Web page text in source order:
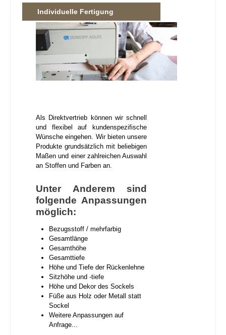
Individuelle Fertigung
Als Direktvertrieb können wir schnell
und flexibel auf kundenspezifische
Wünsche eingehen. Wir bieten unsere
Produkte grundsätzlich mit beliebigen
Maßen und einer zahlreichen Auswahl
an Stoffen und Farben an.
Unter Anderem sind
folgende Anpassungen
möglich:
Bezugsstoff / mehrfarbig
Gesamtlänge
Gesamthöhe
Gesamttiefe
Höhe und Tiefe der Rückenlehne
Sitzhöhe und -tiefe
Höhe und Dekor des Sockels
Füße aus Holz oder Metall statt
Sockel
Weitere Anpassungen auf
Anfrage...